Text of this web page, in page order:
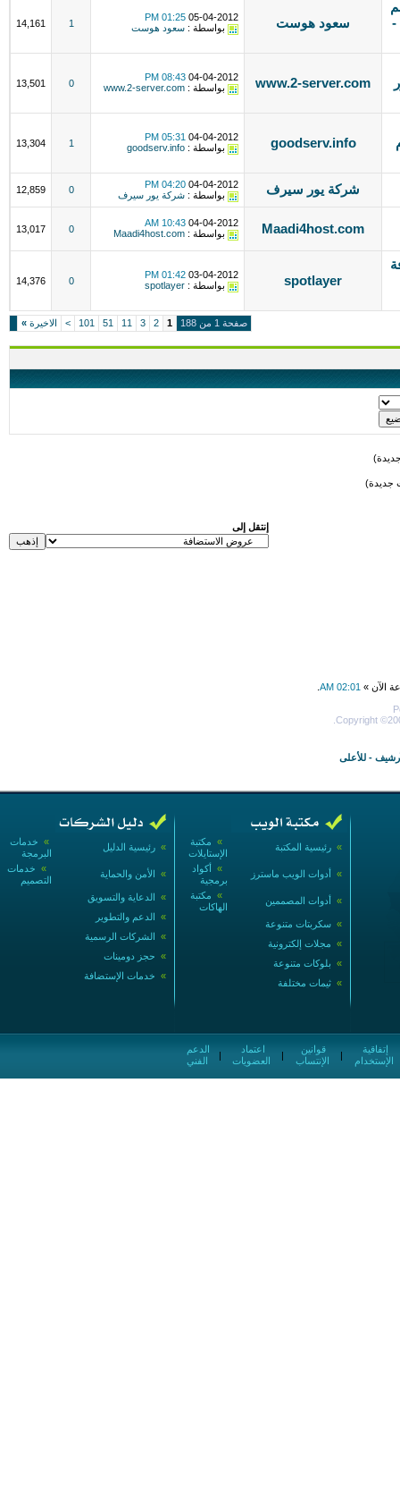
-
سعود هوست 05-04-2012
01:25 PM
بواسطة : سعود هوست 1
14,161
www.2-server.com
04-04-2012
08:43 PM
بواسطة : www.2-server.com
0
13,501
goodserv.info
04-04-2012
05:31 PM
بواسطة : goodserv.info
1
13,304
شركة يور سيرف 04-04-2012
04:20 PM
بواسطة : شركة يور سيرف 0
12,859
Maadi4host.com
04-04-2012
10:43 AM
بواسطة : Maadi4host.com
0
13,017
spotlayer
03-04-2012
01:42 PM
بواسطة : spotlayer
0
14,376
صفحة 1 من 188 1
2
3
11
51
101
> الاخيرة »
جديدة)
إنتقل إلى
الآن » 02:01 AM
Copyright
- للأعلى
» خدمات
البرمجة
» رئيسية الدليل
» خدمات
التصميم
» الأمن والحماية
» الدعاية والتسويق
» الدعم والتطوير
» الشركات الرسمية
» حجز دومينات
» خدمات الإستضافة
» مكتبة
الإستايلات
» رئيسية المكتبة
» أكواد
برمجية
» أدوات الويب ماسترز
» مكتبة
الهاكات
» أدوات المصممين
» سكربتات متنوعة
» مجلات إلكترونية
» بلوكات متنوعة
» ثيمات مختلفة
الفني
|
العضويات
|
الإنتساب
|
الإستخدام